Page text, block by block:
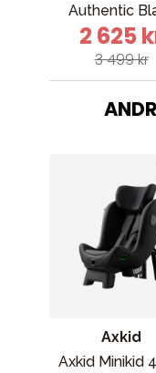
Authentic
2 625
3 499 kr
Axkid
Axkid Minikid